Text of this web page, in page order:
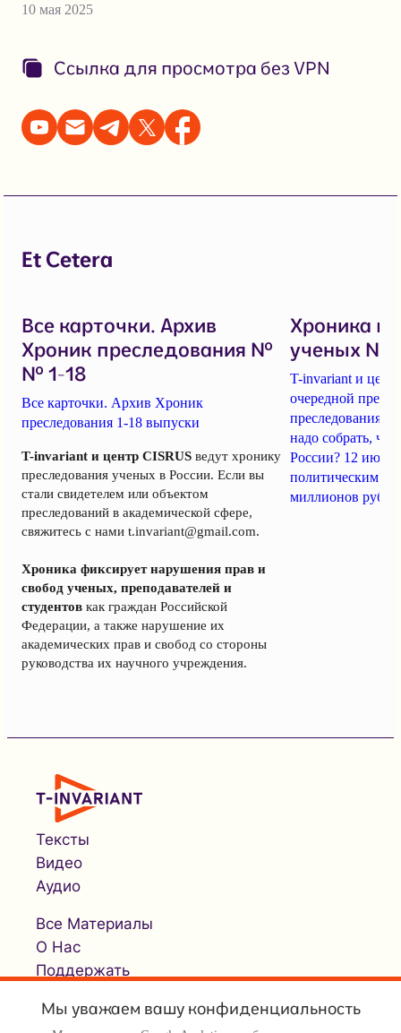
10 мая 2025
Ссылка для просмотра без VPN
Et Cetera
Все карточки. Архив
Хроник преследования №
№ 1-18
Все карточки. Архив Хроник
преследования 1-18 выпуски
T-invariant и центр CISRUS ведут хронику
преследования ученых в России. Если вы
стали свидетелем или объектом
преследований в академической сфере,
свяжитесь с нами t.invariant@gmail.com.
Хроника фиксирует нарушения прав и
свобод ученых, преподавателей и
студентов как граждан Российской
Федерации, а также нарушение их
академических прав и свобод со стороны
руководства их научного учреждения.
Хроника
ученых №
T-invariant и
очередной
преследования
надо собрать,
России? 12
политическим
миллионов
Тексты
Видео
Аудио
Все Материалы
О Нас
Поддержать
Мы уважаем вашу конфиденциальность